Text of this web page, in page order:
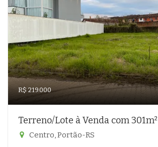
R$ 219.000
Terreno/Lote à Venda com 301m²
Centro, Portão-RS